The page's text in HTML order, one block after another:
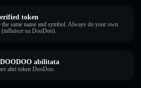
token
same name and symbol. Always do your own
(influisce su DooDoo).
abilitata
altri token DooDoo.